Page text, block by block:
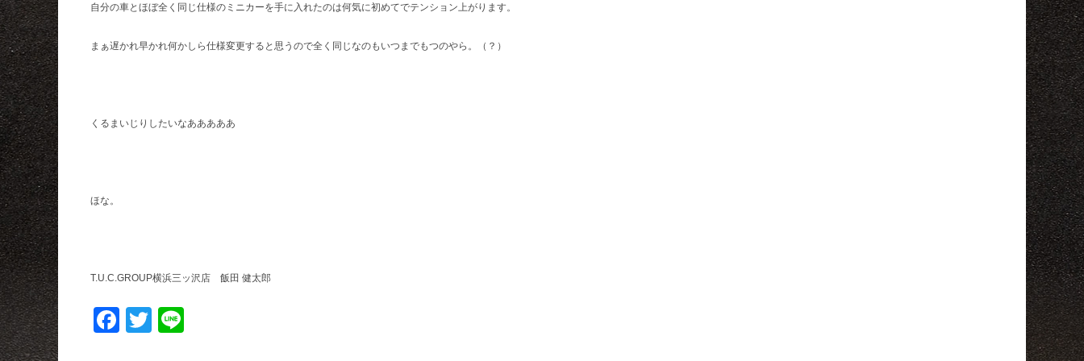
自分の車とほぼ全く同じ仕様のミニカーを手に入れたのは何気に初めてでテンション上がります。
まぁ遅かれ早かれ何かしら仕様変更すると思うので全く同じなのもいつまでもつのやら。（？）
くるまいじりしたいなあああああ
ほな。
T.U.C.GROUP横浜三ッ沢店 飯田 健太郎
Facebook
Twitter